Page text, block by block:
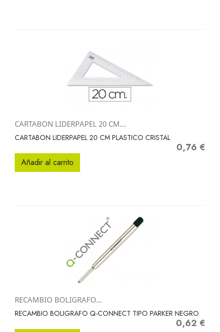
CARTABON LIDERPAPEL 20 CM...
CARTABON LIDERPAPEL 20 CM PLASTICO CRISTAL
Precio
0,76 €
Añadir al carrito
RECAMBIO BOLIGRAFO...
RECAMBIO BOLIGRAFO Q-CONNECT TIPO PARKER NEGRO
Precio
0,62 €